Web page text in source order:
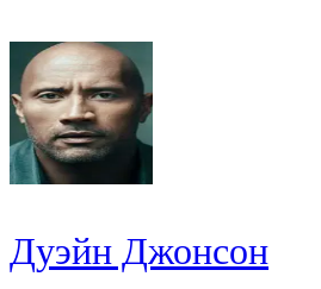
Дуэйн Джонсон